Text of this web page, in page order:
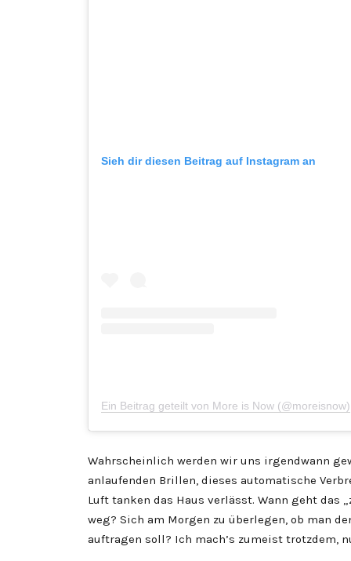
Sieh dir diesen Beitrag auf Instagram an
Ein Beitrag geteilt von More is Now (@moreisnow)
Wahrscheinlich werden wir uns irgendwann
anlaufenden Brillen, dieses automatische
Luft tanken das Haus verlässt. Wann geht das
weg? Sich am Morgen zu überlegen, ob man
auftragen soll? Ich mach’s zumeist trotzdem,